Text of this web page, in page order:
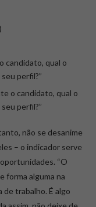
candidato, qual o
perfil?”
o candidato, qual o
perfil?”
não se desanime
– o indicador serve
“O
forma alguma na
de trabalho. É algo